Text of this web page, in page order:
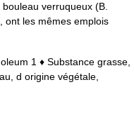
verruqueux (B.
ont les mêmes emplois
1 ♦ Substance grasse,
d origine végétale,